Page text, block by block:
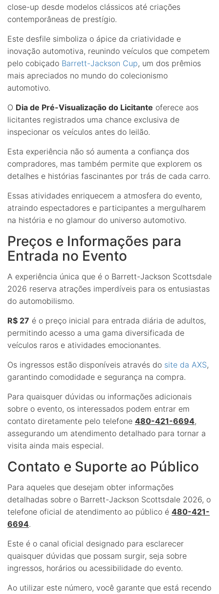
close-up desde modelos clássicos até criações
contemporâneas de prestígio.
Este desfile simboliza o ápice da criatividade e
inovação automotiva, reunindo veículos que competem
pelo cobiçado Barrett-Jackson Cup, um dos prêmios
mais apreciados no mundo do colecionismo
automotivo.
O Dia de Pré-Visualização do Licitante oferece aos
licitantes registrados uma chance exclusiva de
inspecionar os veículos antes do leilão.
Esta experiência não só aumenta a confiança dos
compradores, mas também permite que explorem os
detalhes e histórias fascinantes por trás de cada carro.
Essas atividades enriquecem a atmosfera do evento,
atraindo espectadores e participantes a mergulharem
na história e no glamour do universo automotivo.
Preços e Informações para
Entrada no Evento
A experiência única que é o Barrett-Jackson Scottsdale
2026 reserva atrações imperdíveis para os entusiastas
do automobilismo.
R$ 27 é o preço inicial para entrada diária de adultos,
permitindo acesso a uma gama diversificada de
veículos raros e atividades emocionantes.
Os ingressos estão disponíveis através do site da AXS,
garantindo comodidade e segurança na compra.
Para quaisquer dúvidas ou informações adicionais
sobre o evento, os interessados podem entrar em
contato diretamente pelo telefone 480-421-6694,
assegurando um atendimento detalhado para tornar a
visita ainda mais especial.
Contato e Suporte ao Público
Para aqueles que desejam obter informações
detalhadas sobre o Barrett-Jackson Scottsdale 2026, o
telefone oficial de atendimento ao público é 480-421-
6694.
Este é o canal oficial designado para esclarecer
quaisquer dúvidas que possam surgir, seja sobre
ingressos, horários ou acessibilidade do evento.
Ao utilizar este número, você garante que está recendo